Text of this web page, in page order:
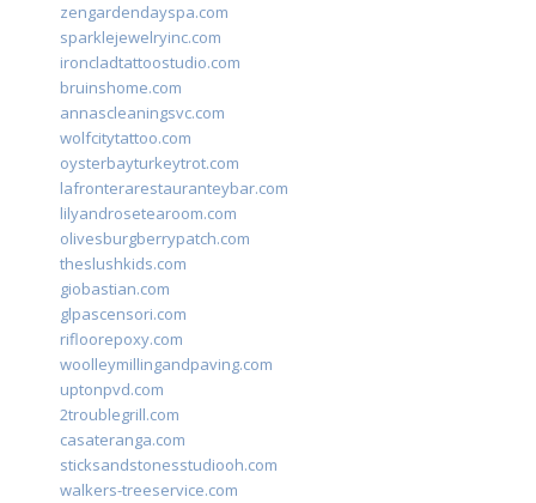
zengardendayspa.com
sparklejewelryinc.com
ironcladtattoostudio.com
bruinshome.com
annascleaningsvc.com
wolfcitytattoo.com
oysterbayturkeytrot.com
lafronterarestauranteybar.com
lilyandrosetearoom.com
olivesburgberrypatch.com
theslushkids.com
giobastian.com
glpascensori.com
rifloorepoxy.com
woolleymillingandpaving.com
uptonpvd.com
2troublegrill.com
casateranga.com
sticksandstonesstudiooh.com
walkers-treeservice.com